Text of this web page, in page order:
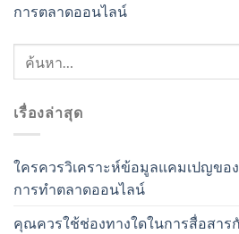
การตลาดออนไลน์
เรื่องล่าสุด
ใครควรวิเคราะห์ข้อมูลแคมเปญข
การทำตลาดออนไลน์
คุณควรใช้ช่องทางใดในการสื่อสาร